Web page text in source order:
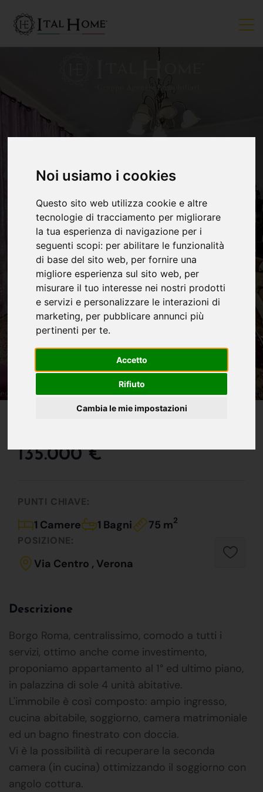
Noi usiamo i cookies
Questo sito web utilizza cookie e altre
tecnologie di tracciamento per migliorare
la tua esperienza di navigazione per i
seguenti scopi: per abilitare le funzionalità
di base del sito web, per fornire una
migliore esperienza sul sito web, per
misurare il tuo interesse nei nostri prodotti
e servizi e personalizzare le interazioni di
marketing, per pubblicare annunci più
pertinenti per te.
Accetto
Rifiuto
Cambia le mie impostazioni
VENDUTO
135.000 €
PUNTI CHIAVE:
1 Camere 1 Bagni 75 m2
POSIZIONE:
Via Centro , Verona
Descrizione
Borgo Roma, centralissimo, comodo a tutti i
servizi, ottimo anche come investimento,
proponiamo appartamento al 1° ed ultimo piano,
in palazzina di sole 4 unità abitative.
L'immobile è così composto: ampio ingresso,
cucina abitabile, soggiorno, camera matrimoniale
ed un bagno finestrato con doccia.
Vi è la possibilità di recuperare la seconda
camera (in cucina) ottimizzando il soggiorno con
angolo cottura.